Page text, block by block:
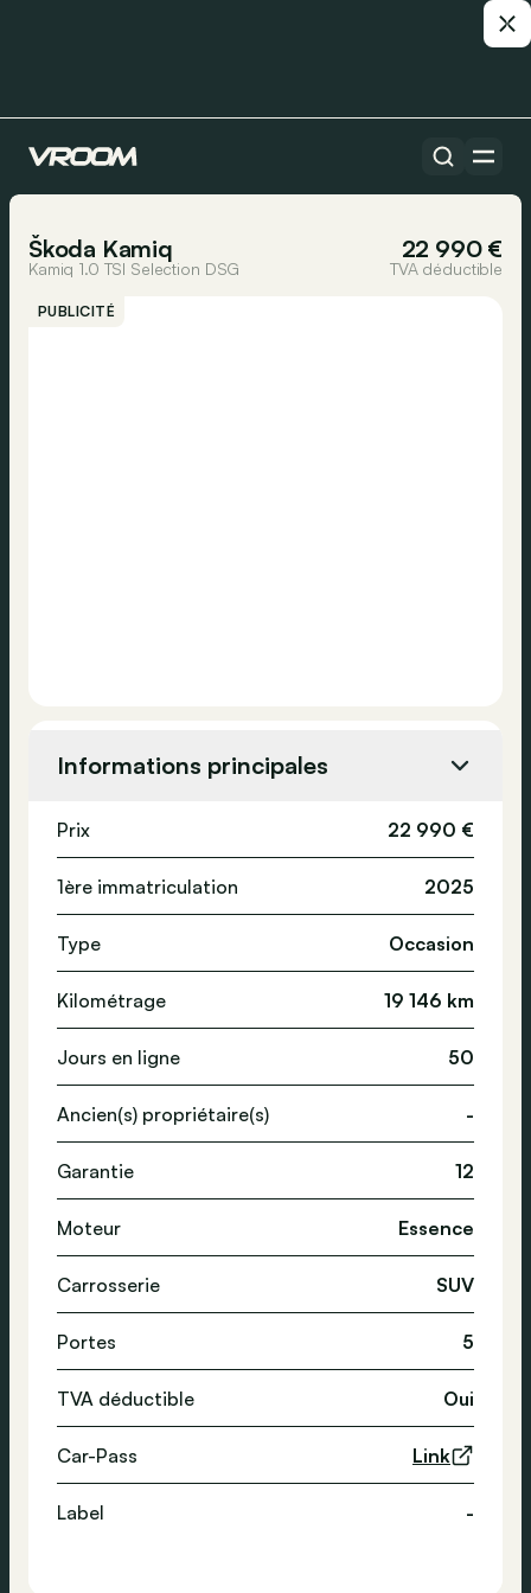
Toutes les voitures
Škoda Kamiq 22 990 €
Kamiq 1.0 TSI Selection DSG TVA déductible
PUBLICITÉ
Informations principales
Prix 22 990 €
1ère immatriculation 2025
Type Occasion
Kilométrage 19 146 km
Jours en ligne 50
Ancien(s) propriétaire(s) -
Garantie 12
Moteur Essence
Carrosserie SUV
Portes 5
TVA déductible Oui
Car-Pass Link
Label -